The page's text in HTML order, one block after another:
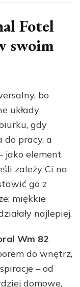
Fotel
swoim
bo
układy
gdy
do pracy, a
jako element
zależy Ci na
go z
miękkie
najlepiej.
Wm 82
do wnętrz,
– od
domowe,